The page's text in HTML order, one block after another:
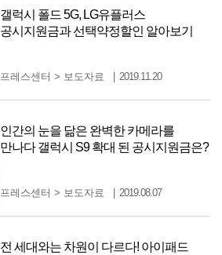
갤럭시 폴드 5G, LG유플러스
공시지원금과 선택약정할인 알아보기
프레스센터 > 보도자료 2019.11.20
인간의 눈을 닮은 완벽한 카메라를
만나다 갤럭시 S9 확대 된 공시지원금은?
프레스센터 > 보도자료 2019.08.07
전 세대와는 차원이 다르다! 아이패드